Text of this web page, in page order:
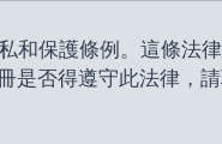
和保護條例。這條
是否得遵守此法律，